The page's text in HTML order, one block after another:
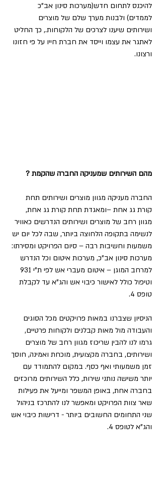
להיכנס לתחום חדש(מערכות סינון אב"כ
לממדים) ולבנות מערך שלם של מוצרים
ושירותים שיענו לצרכים של הלקוחות., כך החליט
לאתגר את עצמו וייסד את חברת חייו על פי חזונו
ורצונו.
מהם השירותים שמעניקה החברה שהקמת ?
החברה מעניקה מגוון מוצרים ושירותים תחת
קורת גג אחת –ומאגדת תחת קורת גג אחת,
מגוון רחב של מוצרים ושירותים הנדרשים כאוויר
לנשימה בתקופה הלחוצה ביותר, שבה לכל יום יש
משמעות וחשיבות רבה – סיום הפרויקט ומסירתו:
מערכות סינון אב"כ, מערכות איטום וכל הנדרש
וטיפול כולל לאישור כיבוי אש והג"א עד לקבלת
טופס 4.
הניסיון שצברנו במאות פרויקטים מכל הסוגים
והעבודה מול מאות קבלנים ולקוחות פרטיים,
גרמו לנו להבין שריכוז מגוון רחב של מוצרים
ושירותים, בחברה מקצועית, מוכחת ואמינה, חוסך
זמן משמעותי ואף כסף. במקום להתמודד עם
יותר משישה נותני שירות, כלל השירותים מרוכזים
בחברה אחת, באופן המשפר ומייעל את פעילות
שאר צוות הפרויקט ומאפשר לנו להתרכז בניהול
שני התחומים החשובים ביותר - דרישות כיבוי אש
והג"א לטופס 4.